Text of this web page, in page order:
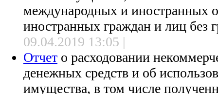
международных и иностранных
иностранных граждан и лиц без
09.04.2019 13:05 |
Отчет о расходовании
денежных средств и об
имущества, в том числе